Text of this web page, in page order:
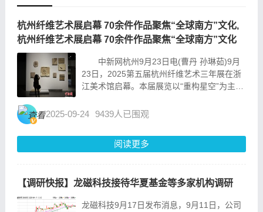
杭州纤维艺术展启幕 70余件作品聚焦“全球南方”文化,
杭州纤维艺术展启幕 70余件作品聚焦“全球南方”文化
中新网杭州9月23日电(曹丹 孙琳茹)9月
23日，2025第五届杭州纤维艺术三年展在浙
江美术馆启幕。本届展览以“重构星空”为主
艺术家，展出70余件纤维艺术作品，旨在探
向。...
2025-09-24 9439人已围观
阅读更多
【调研快报】龙磁科技接待华夏基金等多家机构调研
龙磁科技9月17日发布消息，9月11日，公司